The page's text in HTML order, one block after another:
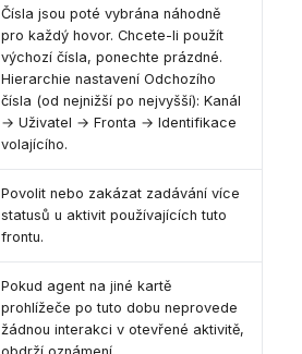
Čísla jsou poté vybrána náhodně
pro každý hovor. Chcete-li použít
výchozí čísla, ponechte prázdné.
Hierarchie nastavení Odchozího
čísla (od nejnižší po nejvyšší): Kanál
→ Uživatel → Fronta → Identifikace
volajícího.
Povolit nebo zakázat zadávání více
statusů u aktivit používajících tuto
frontu.
Pokud agent na jiné kartě
prohlížeče po tuto dobu neprovede
žádnou interakci v otevřené aktivitě,